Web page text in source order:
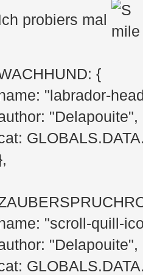
probiers mal
{
"labrador-
"Delapouite",
"scroll-quill-
"Delapouite",